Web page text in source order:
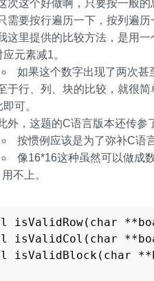
次这个好做啊，只要按一般的
需要按行遍历一下，按列遍
这里提供的比较方法，是用
元素减1。
如果这个数字出现了两次甚
于行、列、块的比较，就很
可。
外，这题的C语言版本还传参
按惯例应该是为了弥补C语
像16*16这种虽然可以做成
用不上。
isValidRow(char
isValidCol(char
isValidBlock(char